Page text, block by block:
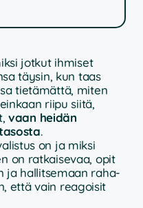
jotkut ihmiset
täysin, kun taas
tietämättä, miten
riipu siitä,
vaan heidän
.
on ja miksi
on ratkaisevaa, opit
ja hallitsemaan raha-
että vain reagoisit